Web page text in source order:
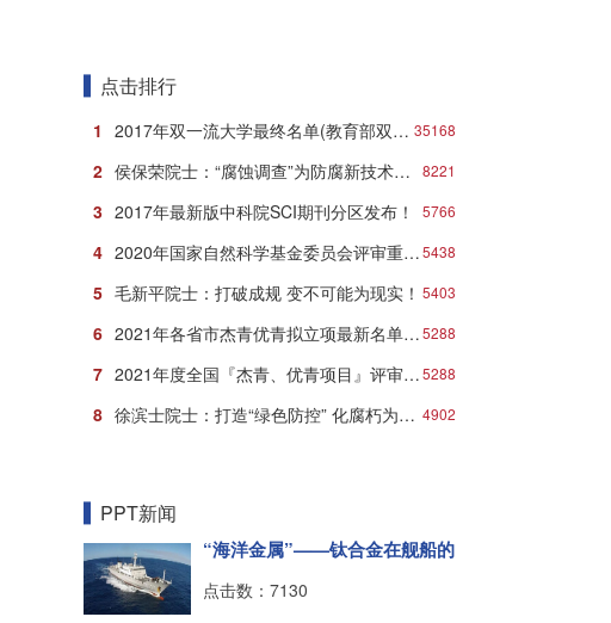
点击排行
35168
1 2017年双一流大学最终名单(教育部双一流大学名单)
8221
2 侯保荣院士：“腐蚀调查”为防腐新技术推广应用打响第一炮
5766
3 2017年最新版中科院SCI期刊分区发布！
5438
4 2020年国家自然科学基金委员会评审重要时间节点安排
5403
5 毛新平院士：打破成规 变不可能为现实！
5288
6 2021年各省市杰青优青拟立项最新名单：近千人入选！
5288
7 2021年度全国『杰青、优青项目』评审立项最新名单
4902
8 徐滨士院士：打造“绿色防控” 化腐朽为神奇
PPT新闻
“海洋金属”——钛合金在舰船的
点击数：7130